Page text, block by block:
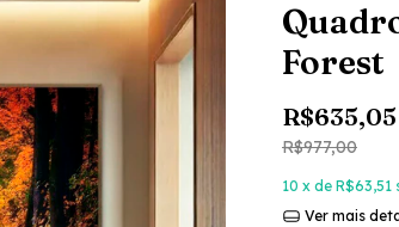
Forest
R$635,05
R$977,00
10 x de R$63,51
Ver mais